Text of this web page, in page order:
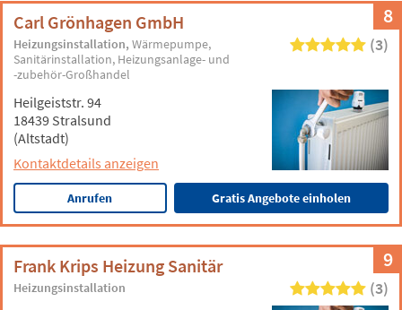
8
Carl Grönhagen GmbH
Heizungsinstallation Wärmepumpe
Sanitärinstallation Heizungsanlage- und
-zubehör-Großhandel
(3)
Heilgeiststr. 94
18439 Stralsund
(Altstadt)
Kontaktdetails anzeigen
Anrufen Gratis Angebote einholen
9
Frank Krips Heizung Sanitär
Heizungsinstallation (3)